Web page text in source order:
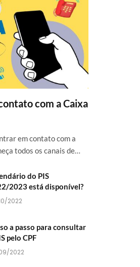
com a Caixa
em contato com a
todos os canais de…
do PIS
2023 está disponível?
2022
a passo para consultar
pelo CPF
2022